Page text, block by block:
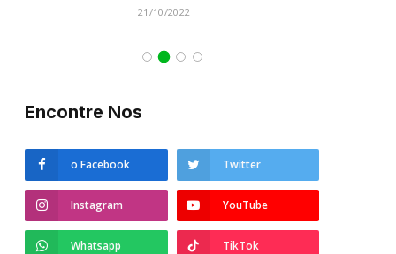
21/10/2022
Encontre Nos
o Facebook Twitter
Instagram YouTube
Whatsapp TikTok